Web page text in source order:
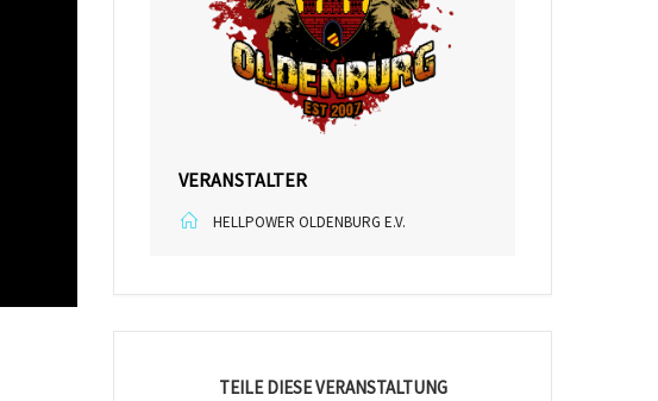
VERANSTALTER
HELLPOWER OLDENBURG E.V.
TEILE DIESE VERANSTALTUNG